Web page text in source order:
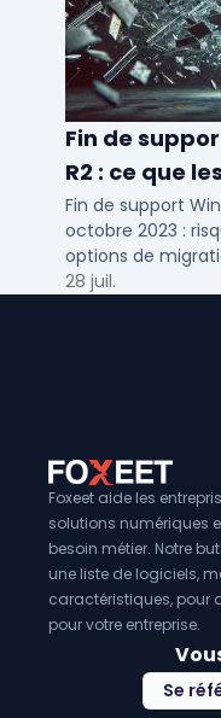
Fin de
R2 : ce que
savoir
Fin de support
octobre 2023 :
options de
pour TPE, PME et ETI.
28 juil.
Foxeet aide les
solutions numériques
besoin métier. Notre
une liste de logiciels,
caractéristiques, pour
pour votre entreprise.
Se